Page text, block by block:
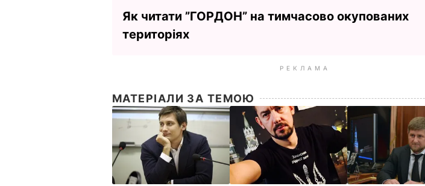
Як читати ”ГОРДОН” на тимчасово окупованих
територіях
РЕКЛАМА
МАТЕРІАЛИ ЗА ТЕМОЮ